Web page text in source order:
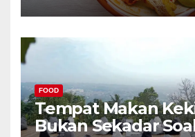
FOOD
Tempat Makan
Bukan Sekadar